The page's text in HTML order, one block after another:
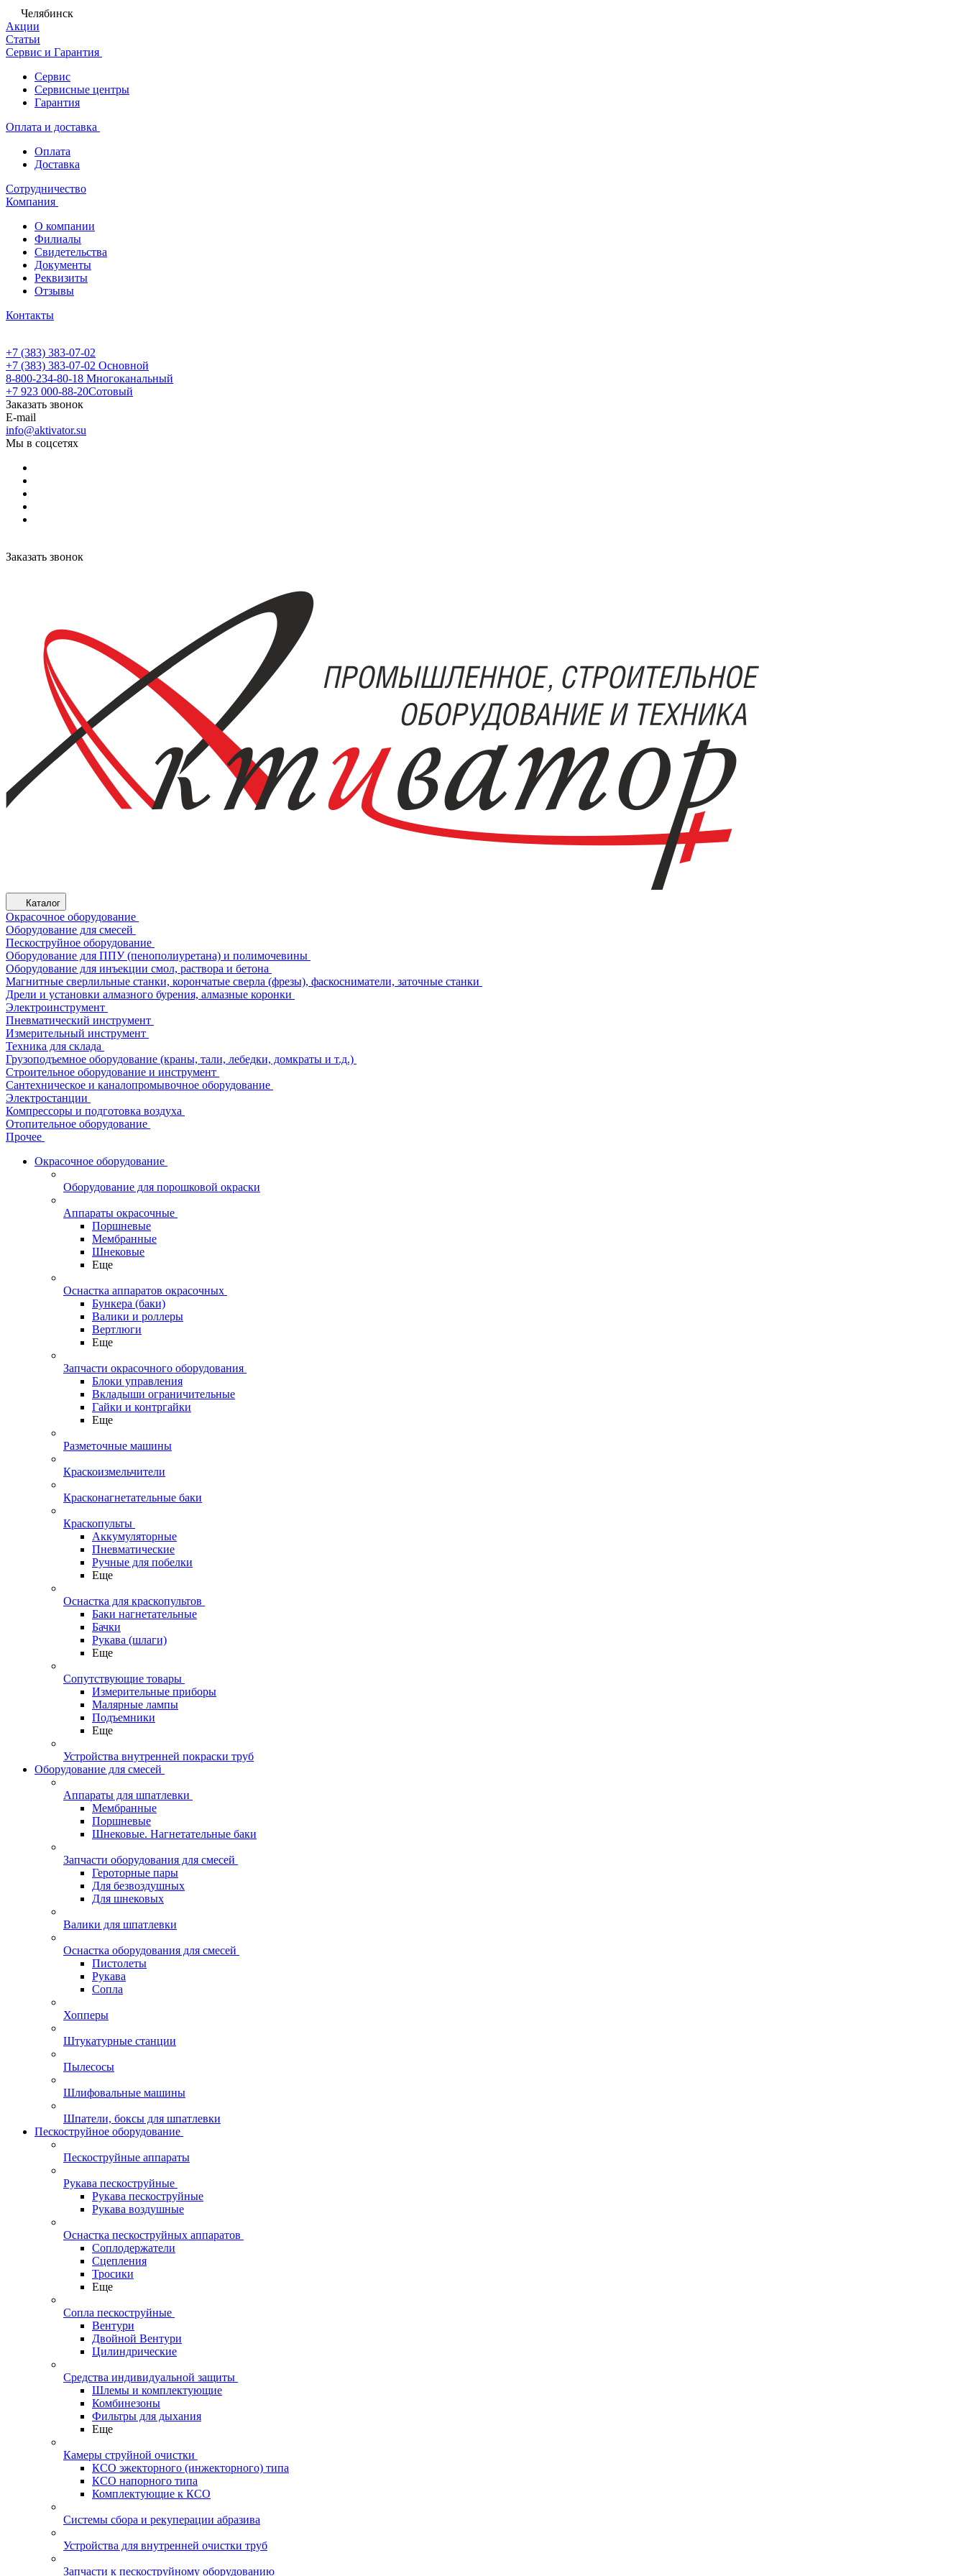
Челябинск
Акции
Статьи
Сервис и Гарантия
Сервис
Сервисные центры
Гарантия
Оплата и доставка
Оплата
Доставка
Сотрудничество
Компания
О компании
Филиалы
Свидетельства
Документы
Реквизиты
Отзывы
Контакты
+7 (383) 383-07-02
+7 (383) 383-07-02 Основной
8-800-234-80-18 Многоканальный
+7 923 000-88-20Сотовый
Заказать звонок
E-mail
info@aktivator.su
Мы в соцсетях
Заказать звонок
Каталог
Окрасочное оборудование
Оборудование для смесей
Пескоструйное оборудование
Оборудование для ППУ (пенополиуретана) и полимочевины
Оборудование для инъекции смол, раствора и бетона
Магнитные сверлильные станки, корончатые сверла (фрезы), фаскосниматели, заточные станки
Дрели и установки алмазного бурения, алмазные коронки
Электроинструмент
Пневматический инструмент
Измерительный инструмент
Техника для склада
Грузоподъемное оборудование (краны, тали, лебедки, домкраты и т.д.)
Строительное оборудование и инструмент
Сантехническое и каналопромывочное оборудование
Электростанции
Компрессоры и подготовка воздуха
Отопительное оборудование
Прочее
Окрасочное оборудование
Оборудование для порошковой окраски
Аппараты окрасочные
Поршневые
Мембранные
Шнековые
Еще
Оснастка аппаратов окрасочных
Бункера (баки)
Валики и роллеры
Вертлюги
Еще
Запчасти окрасочного оборудования
Блоки управления
Вкладыши ограничительные
Гайки и контргайки
Еще
Разметочные машины
Краскоизмельчители
Красконагнетательные баки
Краскопульты
Аккумуляторные
Пневматические
Ручные для побелки
Еще
Оснастка для краскопультов
Баки нагнетательные
Бачки
Рукава (шлаги)
Еще
Сопутствующие товары
Измерительные приборы
Малярные лампы
Подъемники
Еще
Устройства внутренней покраски труб
Оборудование для смесей
Аппараты для шпатлевки
Мембранные
Поршневые
Шнековые. Нагнетательные баки
Запчасти оборудования для смесей
Героторные пары
Для безвоздушных
Для шнековых
Валики для шпатлевки
Оснастка оборудования для смесей
Пистолеты
Рукава
Сопла
Хопперы
Штукатурные станции
Пылесосы
Шлифовальные машины
Шпатели, боксы для шпатлевки
Пескоструйное оборудование
Пескоструйные аппараты
Рукава пескоструйные
Рукава пескоструйные
Рукава воздушные
Оснастка пескоструйных аппаратов
Соплодержатели
Сцепления
Тросики
Еще
Сопла пескоструйные
Вентури
Двойной Вентури
Цилиндрические
Средства индивидуальной защиты
Шлемы и комплектующие
Комбинезоны
Фильтры для дыхания
Еще
Камеры струйной очистки
КСО эжекторного (инжекторного) типа
КСО напорного типа
Комплектующие к КСО
Системы сбора и рекуперации абразива
Устройства для внутренней очистки труб
Запчасти к пескоструйному оборудованию